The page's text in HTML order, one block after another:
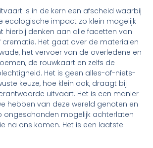
is in de kern een afscheid waarbij
ecologische impact zo klein mogelijk
hierbij denken aan alle facetten van
Het gaat over de materialen
het vervoer van de overledene en
de rouwkaart en zelfs de
Het is geen alles-of-niets-
keuze, hoe klein ook, draagt bij
uitvaart. Het is een manier
hebben van deze wereld genoten en
ongeschonden mogelijk achterlaten
na ons komen. Het is een laatste